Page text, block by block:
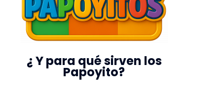
¿ Y para qué sirven los
Papoyito?